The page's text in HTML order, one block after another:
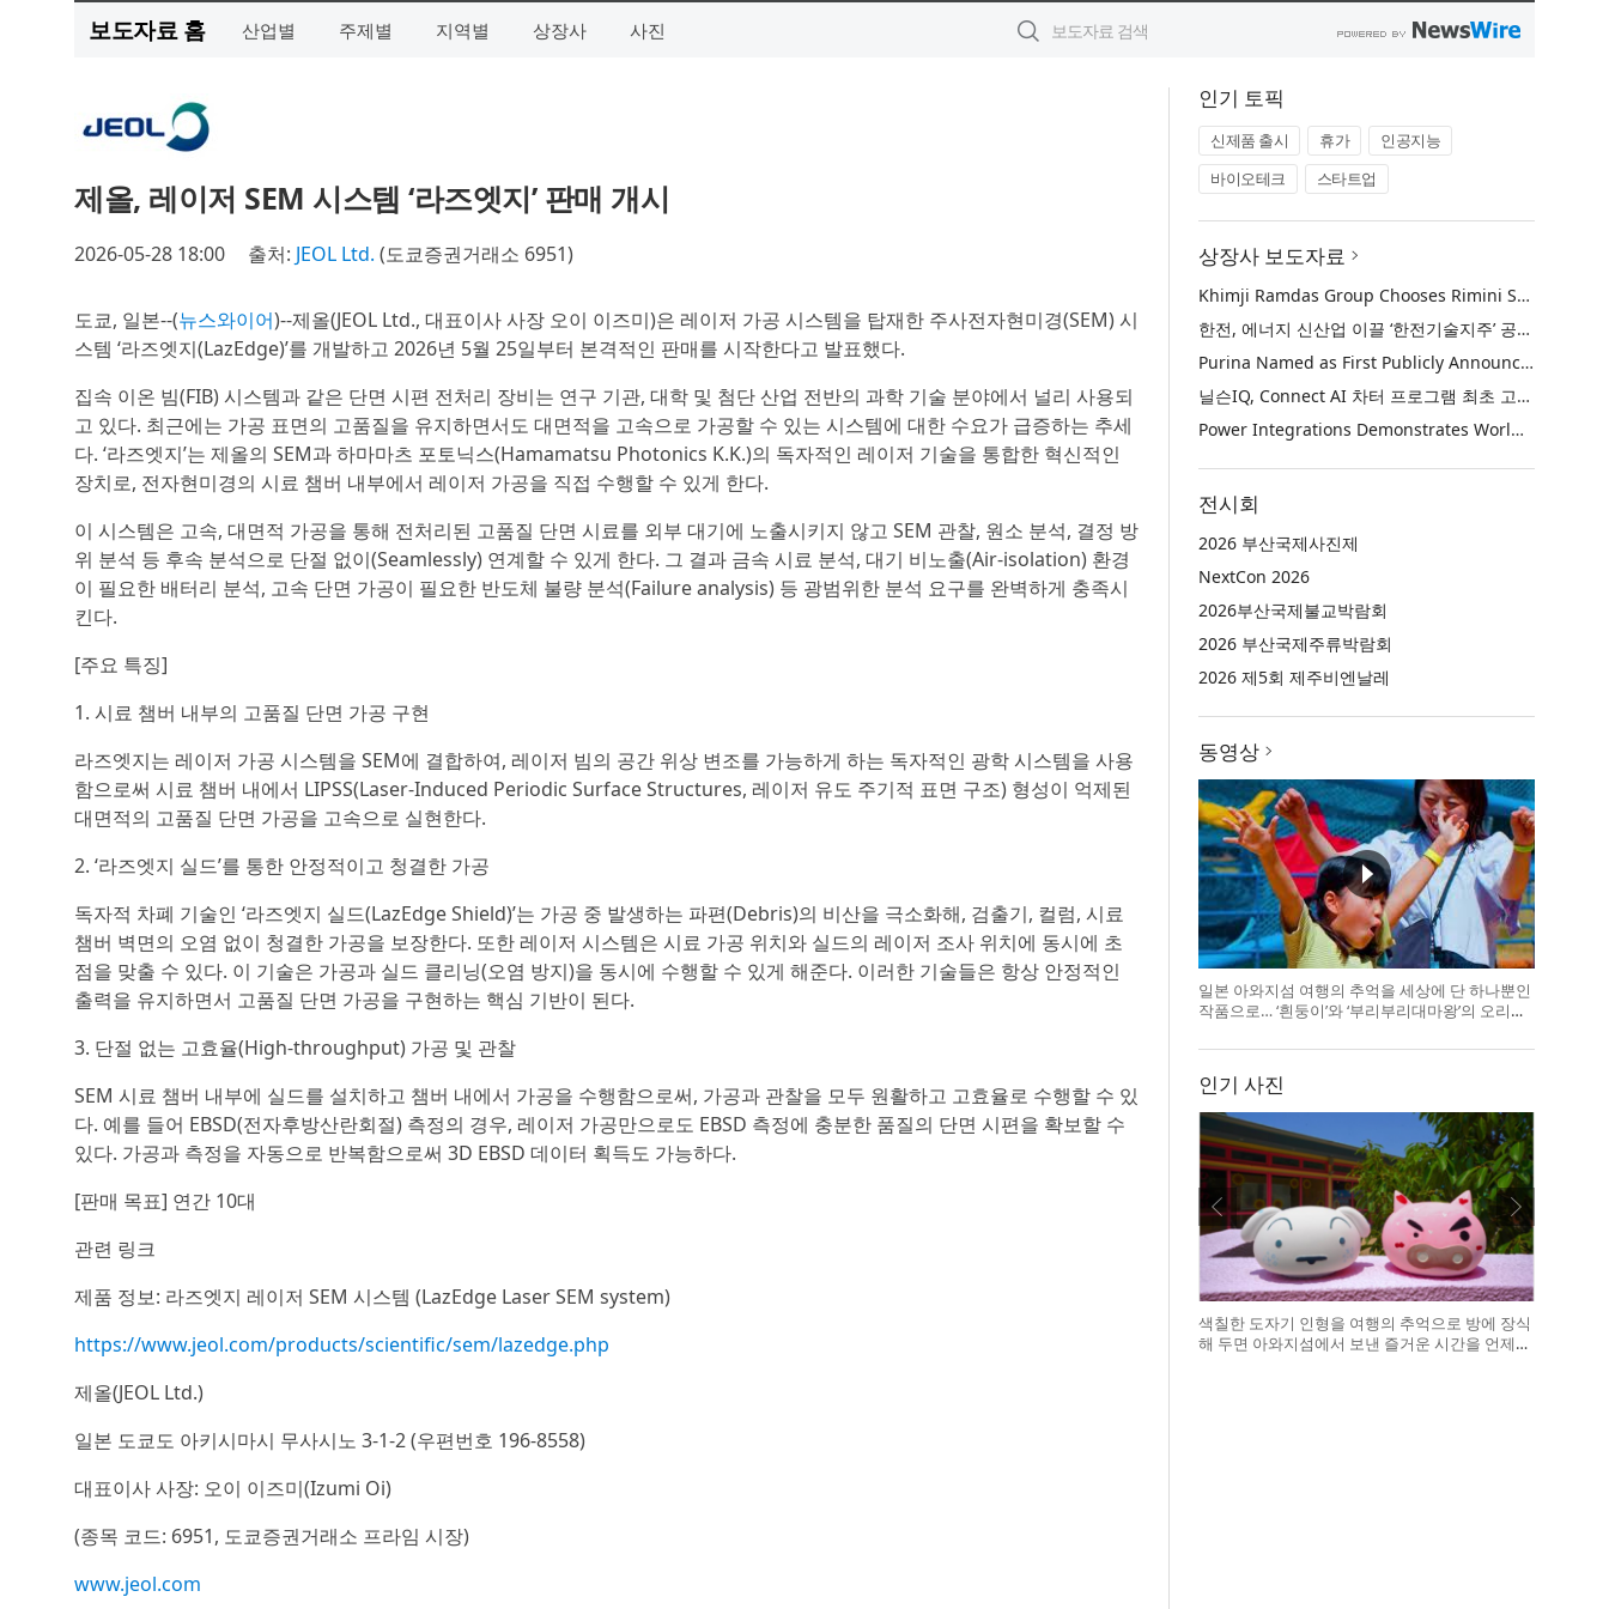
보도자료 홈 산업별 주제별 지역별 상장사 사진
제올, 레이저 SEM 시스템 ‘라즈엣지’ 판매 개시
2026-05-28 18:00 출처: JEOL Ltd. (도쿄증권거래소 6951)
도쿄, 일본--(뉴스와이어)--제올(JEOL Ltd., 대표이사 사장 오이 이즈미)은 레이저 가공 시스템을 탑재한 주사전자현미경(SEM) 시
스템 ‘라즈엣지(LazEdge)’를 개발하고 2026년 5월 25일부터 본격적인 판매를 시작한다고 발표했다.
집속 이온 빔(FIB) 시스템과 같은 단면 시편 전처리 장비는 연구 기관, 대학 및 첨단 산업 전반의 과학 기술 분야에서 널리 사용되
고 있다. 최근에는 가공 표면의 고품질을 유지하면서도 대면적을 고속으로 가공할 수 있는 시스템에 대한 수요가 급증하는 추세
다. ‘라즈엣지’는 제올의 SEM과 하마마츠 포토닉스(Hamamatsu Photonics K.K.)의 독자적인 레이저 기술을 통합한 혁신적인
장치로, 전자현미경의 시료 챔버 내부에서 레이저 가공을 직접 수행할 수 있게 한다.
이 시스템은 고속, 대면적 가공을 통해 전처리된 고품질 단면 시료를 외부 대기에 노출시키지 않고 SEM 관찰, 원소 분석, 결정 방
위 분석 등 후속 분석으로 단절 없이(Seamlessly) 연계할 수 있게 한다. 그 결과 금속 시료 분석, 대기 비노출(Air-isolation) 환경
이 필요한 배터리 분석, 고속 단면 가공이 필요한 반도체 불량 분석(Failure analysis) 등 광범위한 분석 요구를 완벽하게 충족시
킨다.
[주요 특징]
1. 시료 챔버 내부의 고품질 단면 가공 구현
라즈엣지는 레이저 가공 시스템을 SEM에 결합하여, 레이저 빔의 공간 위상 변조를 가능하게 하는 독자적인 광학 시스템을 사용
함으로써 시료 챔버 내에서 LIPSS(Laser-Induced Periodic Surface Structures, 레이저 유도 주기적 표면 구조) 형성이 억제된
대면적의 고품질 단면 가공을 고속으로 실현한다.
2. ‘라즈엣지 실드’를 통한 안정적이고 청결한 가공
독자적 차폐 기술인 ‘라즈엣지 실드(LazEdge Shield)’는 가공 중 발생하는 파편(Debris)의 비산을 극소화해, 검출기, 컬럼, 시료
챔버 벽면의 오염 없이 청결한 가공을 보장한다. 또한 레이저 시스템은 시료 가공 위치와 실드의 레이저 조사 위치에 동시에 초
점을 맞출 수 있다. 이 기술은 가공과 실드 클리닝(오염 방지)을 동시에 수행할 수 있게 해준다. 이러한 기술들은 항상 안정적인
출력을 유지하면서 고품질 단면 가공을 구현하는 핵심 기반이 된다.
3. 단절 없는 고효율(High-throughput) 가공 및 관찰
SEM 시료 챔버 내부에 실드를 설치하고 챔버 내에서 가공을 수행함으로써, 가공과 관찰을 모두 원활하고 고효율로 수행할 수 있
다. 예를 들어 EBSD(전자후방산란회절) 측정의 경우, 레이저 가공만으로도 EBSD 측정에 충분한 품질의 단면 시편을 확보할 수
있다. 가공과 측정을 자동으로 반복함으로써 3D EBSD 데이터 획득도 가능하다.
[판매 목표] 연간 10대
관련 링크
제품 정보: 라즈엣지 레이저 SEM 시스템 (LazEdge Laser SEM system)
https://www.jeol.com/products/scientific/sem/lazedge.php
제올(JEOL Ltd.)
일본 도쿄도 아키시마시 무사시노 3-1-2 (우편번호 196-8558)
대표이사 사장: 오이 이즈미(Izumi Oi)
(종목 코드: 6951, 도쿄증권거래소 프라임 시장)
www.jeol.com
인기 토픽
신제품 출시 휴가
인공지능
바이오테크
스타트업
상장사 보도자료
Khimji Ramdas Group Chooses Rimini Street to Reduce SAP Support Costs, Protect 700+ Customizations and Reinvest Savings in Innovation
한전, 에너지 신산업 이끌 ‘한전기술지주’ 공식 출범
Purina Named as First Publicly Announced NIQ ConnectAI Charter Client
닐슨IQ, Connect AI 차터 프로그램 최초 고객사 ‘퓨리나’ 선정
Power Integrations Demonstrates World’s First 2200 V GaN Technology for Next-Era High-Voltage Power Systems
전시회
2026 부산국제사진제
NextCon 2026
2026부산국제불교박람회
2026 부산국제주류박람회
2026 제5회 제주비엔날레
동영상
일본 아와지섬 여행의 추억을 세상에 단 하나뿐인
작품으로… ‘흰둥이’와 ‘부리부리대마왕’의 오리지
인기 사진
색칠한 도자기 인형을 여행의 추억으로 방에 장식
해 두면 아와지섬에서 보낸 즐거운 시간을 언제든